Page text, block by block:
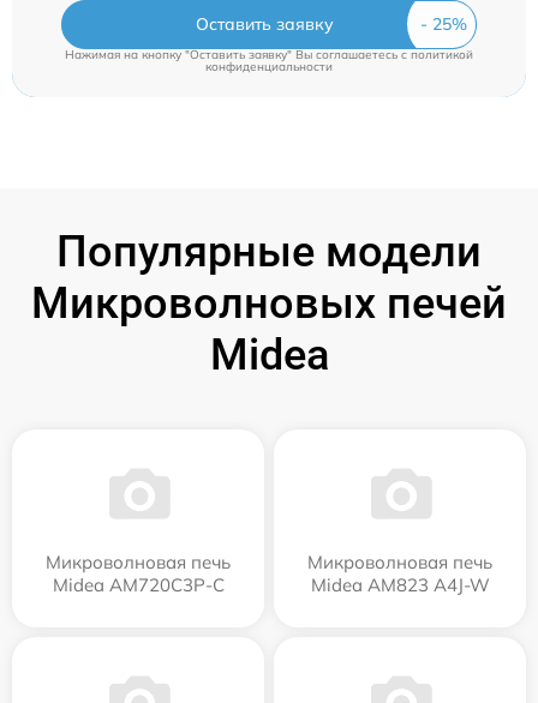
Оставить заявку
Нажимая на кнопку "Оставить заявку" Вы соглашаетесь cполитикой
конфиденциальности
Популярные модели
Микроволновых печей
Midea
Микроволновая печь
Midea AM720C3P-C
Микроволновая печь
Midea AM823 A4J-W